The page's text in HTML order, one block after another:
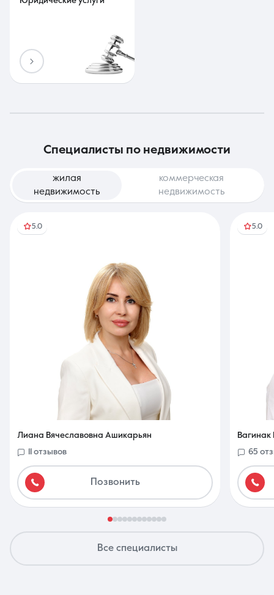
специалисты по недвижимости
жилая
недвижимость
коммерческая
недвижимость
5.0
Лиана Вячеславовна Ашикарьян
11 отзывов
Позвонить
5.0
Вагинак
65
Все специалисты